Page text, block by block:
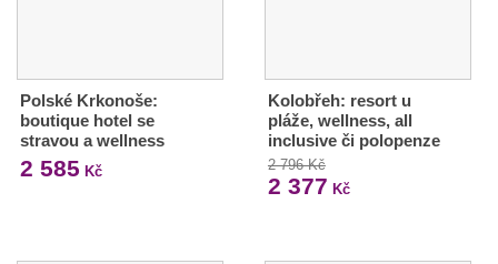
Polské Krkonoše:
boutique hotel se
stravou a wellness
2 585 Kč
Kolobřeh: resort u
pláže, wellness, all
inclusive či polopenze
2 796 Kč
2 377 Kč